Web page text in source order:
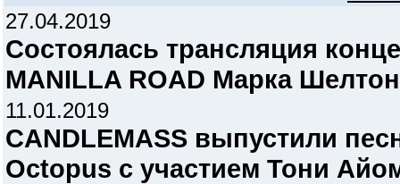
27.04.2019
Состоялась трансляция
MANILLA ROAD Марка
11.01.2019
CANDLEMASS выпустили
Octopus с участием Тони